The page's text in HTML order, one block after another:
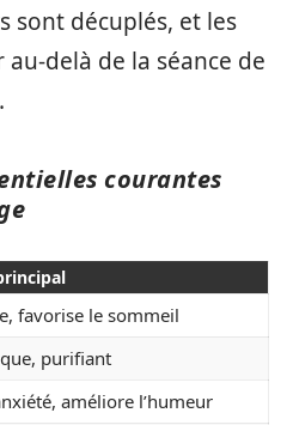
sont décuplés, et les
delà de la séance de
courantes
favorise le sommeil
purifiant
améliore l’humeur